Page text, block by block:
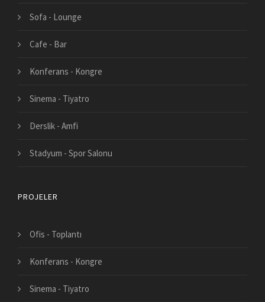
Sofa - Lounge
Cafe - Bar
Konferans - Kongre
Sinema - Tiyatro
Derslik - Amfi
Stadyum - Spor Salonu
PROJELER
Ofis - Toplantı
Konferans - Kongre
Sinema - Tiyatro